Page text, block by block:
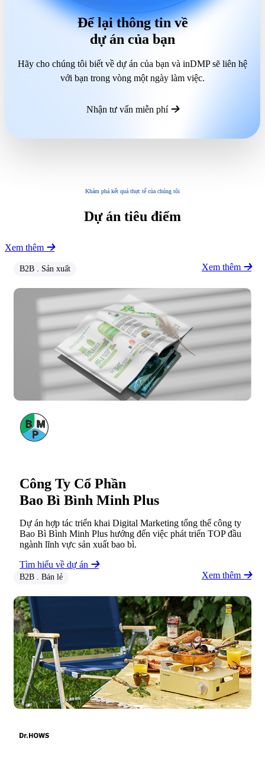
Để lại thông tin về
dự án của bạn
Hãy cho chúng tôi biết về dự án của bạn và inDMP sẽ liên hệ
với bạn trong vòng một ngày làm việc.
Nhận tư vấn miễn phí
Khám phá kết quả thực tế của chúng tôi
Dự án tiêu điểm
Xem thêm
B2B . Sản xuất Xem thêm
Công Ty Cổ Phần
Bao Bì Bình Minh Plus
Dự án hợp tác triển khai Digital Marketing tổng thể công ty
Bao Bì Bình Minh Plus hướng đến việc phát triển TOP đầu
ngành lĩnh vực sản xuất bao bì.
Tìm hiểu về dự án
B2B . Bán lẻ Xem thêm